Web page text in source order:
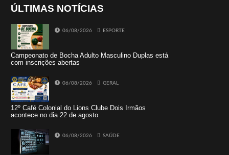
ÚLTIMAS NOTÍCIAS
06/08/2026 ESPORTE
Campeonato de Bocha Adulto Masculino Duplas está
com inscrições abertas
06/08/2026 GERAL
12º Café Colonial do Lions Clube Dois Irmãos
acontece no dia 22 de agosto
06/08/2026 SAÚDE